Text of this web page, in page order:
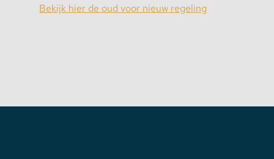
Bekijk hier de oud voor nieuw regeling